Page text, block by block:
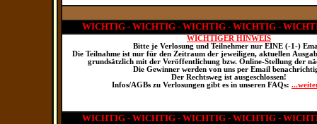
WICHTIG - WICHTIG - WICHTIG - WICHTIG -
WICHTIGER HINWEIS
Bitte je Verlosung und Teilnehmer nur EINE (-1-)
Die Teilnahme ist nur für den Zeitraum der jeweiligen, aktuellen
grundsätzlich mit der Veröffentlichung bzw. Online-Stellung der
Die Gewinner werden von uns per Email
Der Rechtsweg ist ausgeschlossen!
Infos/AGBs zu Verlosungen gibt es in unseren FAQs:
WICHTIG - WICHTIG - WICHTIG - WICHTIG -